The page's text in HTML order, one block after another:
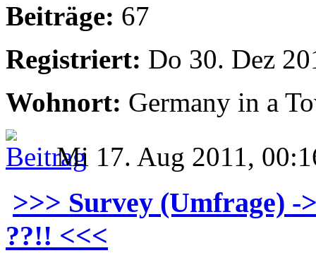
Beiträge: 67
Registriert: Do 30. Dez
Wohnort: Germany in a
Mi 17. Aug 2011,
>>> Survey (Umfrage) -
??!! <<<